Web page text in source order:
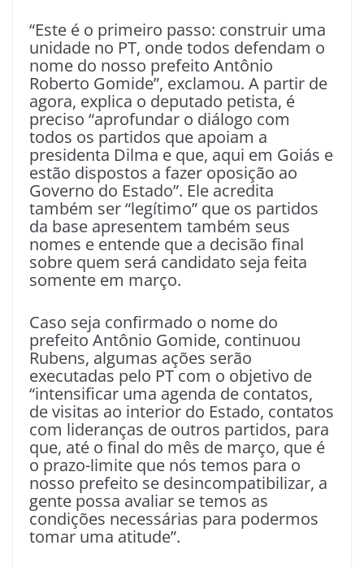
“Este é o primeiro passo: construir uma
unidade no PT, onde todos defendam o
nome do nosso prefeito Antônio
Roberto Gomide”, exclamou. A partir de
agora, explica o deputado petista, é
preciso “aprofundar o diálogo com
todos os partidos que apoiam a
presidenta Dilma e que, aqui em Goiás e
estão dispostos a fazer oposição ao
Governo do Estado”. Ele acredita
também ser “legítimo” que os partidos
da base apresentem também seus
nomes e entende que a decisão final
sobre quem será candidato seja feita
somente em março.
Caso seja confirmado o nome do
prefeito Antônio Gomide, continuou
Rubens, algumas ações serão
executadas pelo PT com o objetivo de
“intensificar uma agenda de contatos,
de visitas ao interior do Estado, contatos
com lideranças de outros partidos, para
que, até o final do mês de março, que é
o prazo-limite que nós temos para o
nosso prefeito se desincompatibilizar, a
gente possa avaliar se temos as
condições necessárias para podermos
tomar uma atitude”.